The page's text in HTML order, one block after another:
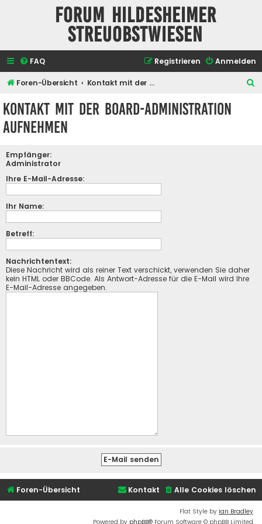
Forum Hildesheimer
Streuobstwiesen
FAQ Anmelden
Registrieren
Foren-Übersicht Kontakt mit der Board-Administration aufnehmen
Kontakt mit der Board-Administration
aufnehmen
Empfänger:
Administrator
Ihre E-Mail-Adresse:
Ihr Name:
Betreff:
Nachrichtentext:
Diese Nachricht wird als reiner Text verschickt, verwenden Sie daher
kein HTML oder BBCode. Als Antwort-Adresse für die E-Mail wird Ihre
E-Mail-Adresse angegeben.
Foren-Übersicht Alle Cookies löschen
Kontakt
Flat Style by Ian Bradley
Powered by phpBB® Forum Software © phpBB Limited